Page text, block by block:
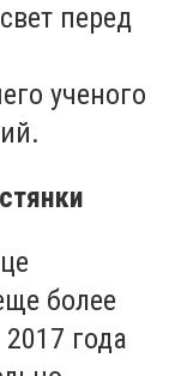
перед
ученого
более
года